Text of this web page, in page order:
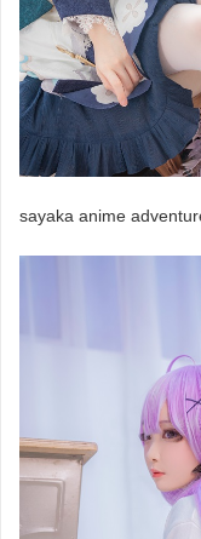
sayaka anime